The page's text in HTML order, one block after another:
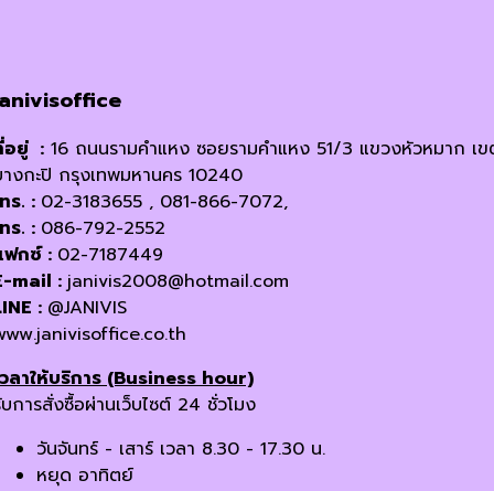
อยู่ : 16 ถนนรามคำแหง ซอยรามคำแหง 51/3 แขวงหัวหมาก เ
งกะปิ กรุงเทพมหานคร 10240
ร. : 02-3183655 , 081-866-7072,
ร. : 086-792-2552
กซ์ : 02-7187449
mail : janivis2008@hotmail.com
: @JANIVIS
ลาให้บริการ (Business hour)
การสั่งซื้อผ่านเว็บไซต์ 24 ชั่วโมง
วันจันทร์ - เสาร์ เวลา 8.30 - 17.30 น.
หยุด อาทิตย์